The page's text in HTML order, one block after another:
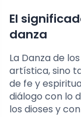
El
danza
La Danza de
artística, sino
de fe y
diálogo con lo
los dioses y